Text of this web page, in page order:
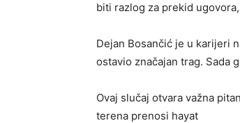
biti razlog za prekid
Dejan Bosančić je u karijeri
ostavio značajan trag. Sada
Ovaj slučaj otvara važna
terena prenosi hayat